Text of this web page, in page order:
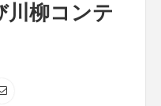
川柳コンテ